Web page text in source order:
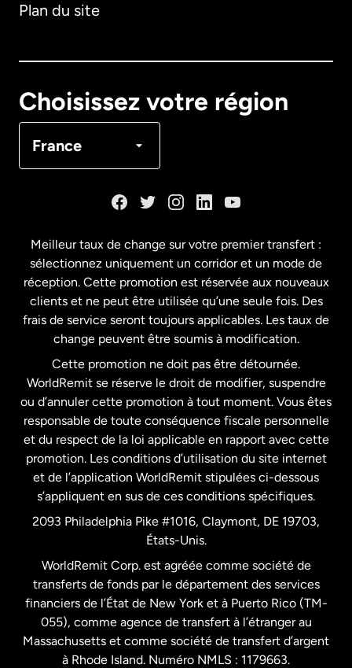
Plan du site
Choisissez votre région
France
Français
États-Unis English
États-Unis Español
France
Malaisie
Nouvelle-Zélande
Pays-Bas
Royaume-Uni
Suède
Meilleur taux de change sur votre premier transfert :
sélectionnez uniquement un corridor et un mode de
réception. Cette promotion est réservée aux nouveaux
clients et ne peut être utilisée qu’une seule fois. Des
frais de service seront toujours applicables. Les taux de
change peuvent être soumis à modification.
Cette promotion ne doit pas être détournée.
WorldRemit se réserve le droit de modifier, suspendre
ou d’annuler cette promotion à tout moment. Vous êtes
responsable de toute conséquence fiscale personnelle
et du respect de la loi applicable en rapport avec cette
promotion. Les conditions d’utilisation du site internet
et de l’application WorldRemit stipulées ci-dessous
s’appliquent en sus de ces conditions spécifiques.
2093 Philadelphia Pike #1016, Claymont, DE 19703,
États-Unis.
WorldRemit Corp. est agréée comme société de
transferts de fonds par le département des services
financiers de l’État de New York et à Puerto Rico (TM-
055), comme agence de transfert à l’étranger au
Massachusetts et comme société de transfert d’argent
à Rhode Island. Numéro NMLS : 1179663.